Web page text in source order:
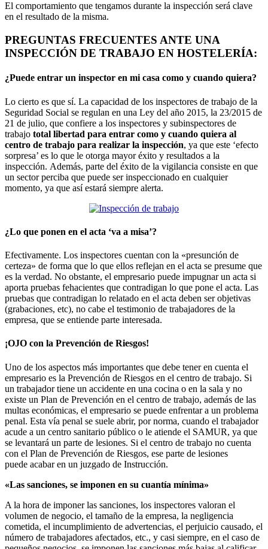
El comportamiento que tengamos durante la inspección será clave
en el resultado de la misma.
PREGUNTAS FRECUENTES ANTE UNA
INSPECCIÓN DE TRABAJO EN HOSTELERÍA:
¿Puede entrar un inspector en mi casa como y cuando quiera?
Lo cierto es que sí. La capacidad de los inspectores de trabajo de la
Seguridad Social se regulan en una Ley del año 2015, la 23/2015 de
21 de julio, que confiere a los inspectores y subinspectores de
trabajo total libertad para entrar como y cuando quiera al
centro de trabajo para realizar la inspección, ya que este ‘efecto
sorpresa’ es lo que le otorga mayor éxito y resultados a la
inspección. Además, parte del éxito de la vigilancia consiste en que
un sector perciba que puede ser inspeccionado en cualquier
momento, ya que así estará siempre alerta.
¿Lo que ponen en el acta ‘va a misa’?
Efectivamente. Los inspectores cuentan con la «presunción de
certeza» de forma que lo que ellos reflejan en el acta se presume que
es la verdad. No obstante, el empresario puede impugnar un acta si
aporta pruebas fehacientes que contradigan lo que pone el acta. Las
pruebas que contradigan lo relatado en el acta deben ser objetivas
(grabaciones, etc), no cabe el testimonio de trabajadores de la
empresa, que se entiende parte interesada.
¡OJO con la Prevención de Riesgos!
Uno de los aspectos más importantes que debe tener en cuenta el
empresario es la Prevención de Riesgos en el centro de trabajo. Si
un trabajador tiene un accidente en una cocina o en la sala y no
existe un Plan de Prevención en el centro de trabajo, además de las
multas económicas, el empresario se puede enfrentar a un problema
penal. Esta vía penal se suele abrir, por norma, cuando el trabajador
acude a un centro sanitario público o le atiende el SAMUR, ya que
se levantará un parte de lesiones. Si el centro de trabajo no cuenta
con el Plan de Prevención de Riesgos, ese parte de lesiones
puede acabar en un juzgado de Instrucción.
«Las sanciones, se imponen en su cuantía mínima»
A la hora de imponer las sanciones, los inspectores valoran el
volumen de negocio, el tamaño de la empresa, la negligencia
cometida, el incumplimiento de advertencias, el perjuicio causado, el
número de trabajadores afectados, etc., y casi siempre, en el caso de